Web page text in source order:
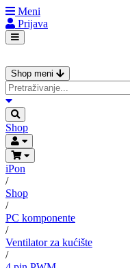
Meni
Prijava
Shop meni
Shop
iPon
/
Shop
/
PC komponente
/
Ventilator za kućište
/